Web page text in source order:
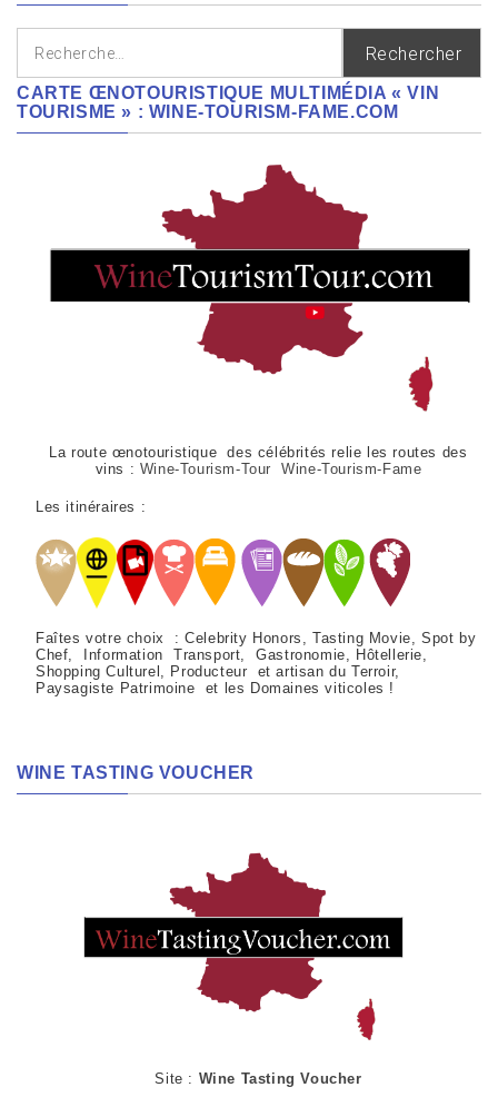
CARTE ŒNOTOURISTIQUE MULTIMÉDIA « VIN
TOURISME » : WINE-TOURISM-FAME.COM
La route œnotouristique des célébrités relie les routes des
vins : Wine-Tourism-Tour Wine-Tourism-Fame
Les itinéraires :
Faîtes votre choix : Celebrity Honors, Tasting Movie, Spot by
Chef, Information Transport, Gastronomie, Hôtellerie,
Shopping Culturel, Producteur et artisan du Terroir,
Paysagiste Patrimoine et les Domaines viticoles !
WINE TASTING VOUCHER
Site : Wine Tasting Voucher